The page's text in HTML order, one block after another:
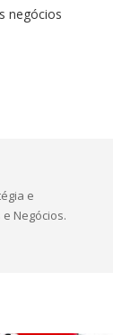
negócios
e
Negócios.